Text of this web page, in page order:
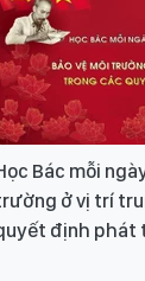
Bác mỗi
ở vị trí
định phát